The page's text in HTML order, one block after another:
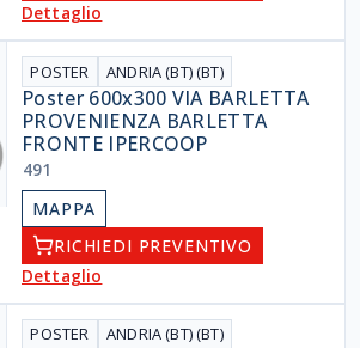
Dettaglio
POSTER ANDRIA (BT) (BT)
Poster 600x300 VIA BARLETTA
PROVENIENZA BARLETTA
FRONTE IPERCOOP
491
MAPPA
RICHIEDI PREVENTIVO
Dettaglio
POSTER ANDRIA (BT) (BT)